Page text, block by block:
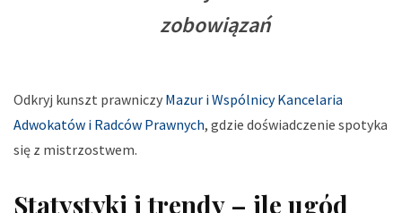
zobowiązań
Odkryj kunszt prawniczy Mazur i Wspólnicy Kancelaria
Adwokatów i Radców Prawnych, gdzie doświadczenie spotyka
się z mistrzostwem.
Statystyki i trendy – ile ugód